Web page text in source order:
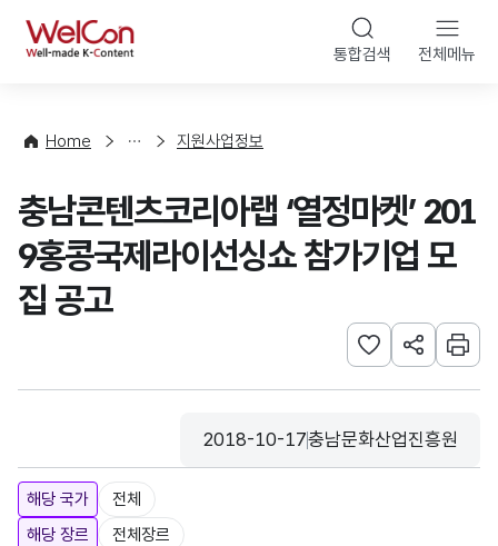
WelCon 통합검색 전체메뉴
Home
사
청
지원사업정보
충남콘텐츠코리아랩 ‘열정마켓’ 201
9홍콩국제라이선싱쇼 참가기업 모
집 공고
관심사 등록하기
URL 공유하
인쇄
등록일
2018-10-17
수집기관
충남문화산업진흥원
해당 국가
전체
해당 장르
전체장르